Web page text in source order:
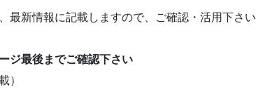
最新情報に記載しますので、ご確認・活用下さい
ジ最後までご確認下さい
）